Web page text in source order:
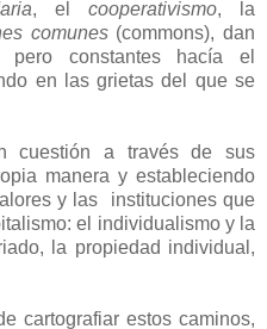
, el cooperativismo, la
comunes(commons), dan
constantes hacía el
en las grietas del que se
cuestión a través de sus
manera y estableciendo
y las
instituciones que
el individualismo y la
la propiedad individual,
cartografiar estos caminos,